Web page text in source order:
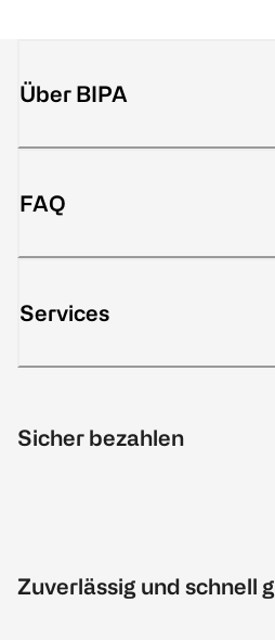
Über BIPA
FAQ
Services
Sicher bezahlen
Zuverlässig und schnell